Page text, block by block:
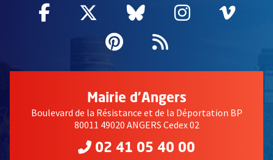
Facebook
, Ouvre une nouvelle fenêtre
Twitter
, Ouvre une nouvelle
Bluesky
, Ouvre une
Instagram
, Ouvre
,
Pinterest
, Ouvre une
Flux RSS
Mairie d'Angers
Boulevard de la Résistance et de la Déportation BP
80011 49020 ANGERS Cedex 02
02 41 05 40 00